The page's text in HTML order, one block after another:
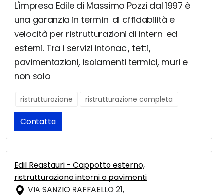
L'impresa Edile di Massimo Pozzi dal 1997 è
una garanzia in termini di affidabilità e
velocità per ristrutturazioni di interni ed
esterni. Tra i servizi intonaci, tetti,
pavimentazioni, isolamenti termici, muri e
non solo
ristrutturazione ristrutturazione completa
Contatta
Edil Reastauri - Cappotto esterno,
ristrutturazione interni e pavimenti
VIA SANZIO RAFFAELLO 21,